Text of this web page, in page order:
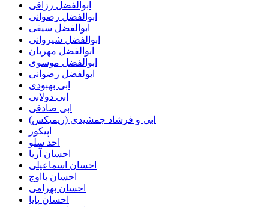
ابوالفضل رزاقی
ابوالفضل رضوانی
ابوالفضل سیفی
ابوالفضل شیروانی
ابوالفضل مهربان
ابوالفضل موسوی
ابولفضل رضوانی
ابی بهبودی
ابی دولابی
ابی صادقی
ابی و فرشاد جمشیدی (ریمیکس)
اپیکور
احد سلو
احسان آریا
احسان اسماعیلی
احسان بااوج
احسان بهرامی
احسان پایا